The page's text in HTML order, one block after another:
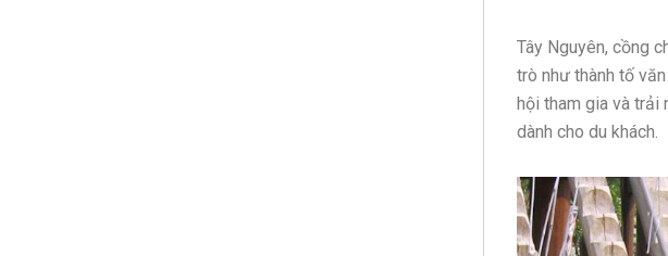
Tây Nguyên, cồng
trò như thành tố
hội tham gia và trải
dành cho du khách.